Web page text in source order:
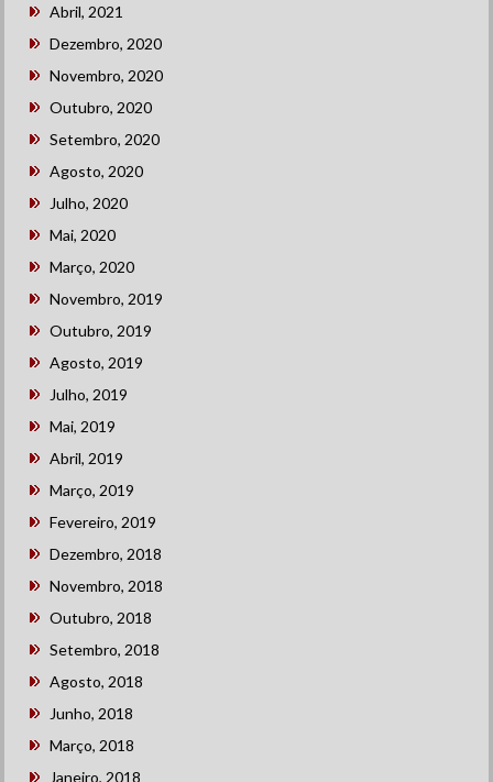
Abril, 2021
Dezembro, 2020
Novembro, 2020
Outubro, 2020
Setembro, 2020
Agosto, 2020
Julho, 2020
Mai, 2020
Março, 2020
Novembro, 2019
Outubro, 2019
Agosto, 2019
Julho, 2019
Mai, 2019
Abril, 2019
Março, 2019
Fevereiro, 2019
Dezembro, 2018
Novembro, 2018
Outubro, 2018
Setembro, 2018
Agosto, 2018
Junho, 2018
Março, 2018
Janeiro, 2018